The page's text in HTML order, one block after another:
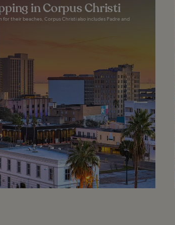
in Corpus Christi
their beaches, Corpus Christi also includes Padre and